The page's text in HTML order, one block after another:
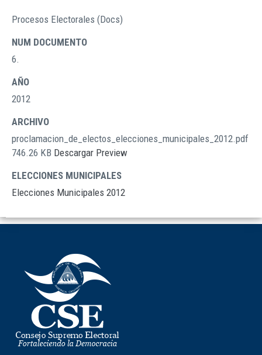
DOCUMENTOS
Procesos Electorales (Docs)
NUM DOCUMENTO
6.
AÑO
2012
ARCHIVO
proclamacion_de_electos_elecciones_municipales_2012.pdf
746.26 KB Descargar Preview
ELECCIONES MUNICIPALES
Elecciones Municipales 2012